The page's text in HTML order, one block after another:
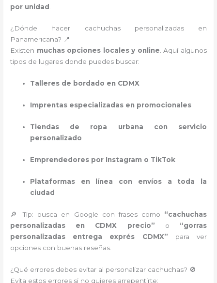
por unidad
¿Dónde hacer cachuchas personalizadas en
Panamericana? 📍
Existen muchas opciones locales y online. Aquí algunos
tipos de lugares donde puedes buscar:
Talleres de bordado en CDMX
Imprentas especializadas en promocionales
Tiendas de ropa urbana con servicio
personalizado
Emprendedores por Instagram o TikTok
Plataformas en línea con envíos a toda la
ciudad
🔎 Tip: busca en Google con frases como “cachuchas
personalizadas en CDMX precio” o “gorras
personalizadas entrega exprés CDMX” para ver
opciones con buenas reseñas.
¿Qué errores debes evitar al personalizar cachuchas? 🚫
Evita estos errores si no quieres arrepentirte: